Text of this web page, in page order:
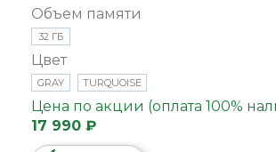
Объем памяти
32 ГБ
Цвет
GRAY TURQUOISE
Цена по акции (оплата 100%
17 990 ₽